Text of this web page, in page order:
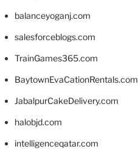
balanceyoganj.com
salesforceblogs.com
TrainGames365.com
BaytownEvaCationRentals.com
JabalpurCakeDelivery.com
halobjd.com
intelligenceqatar.com